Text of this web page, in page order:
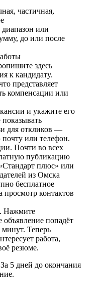
частичная,
диапазон или
до или после
здесь
к кандидату.
представляет
компенсации или
и укажите его
для откликов —
или телефон.
Почти во всех
публикацию
плюс» или
из Омска
бесплатное
просмотр контактов
Нажмите
попадёт
минут. Теперь
работа,
резюме.
5 дней до окончания